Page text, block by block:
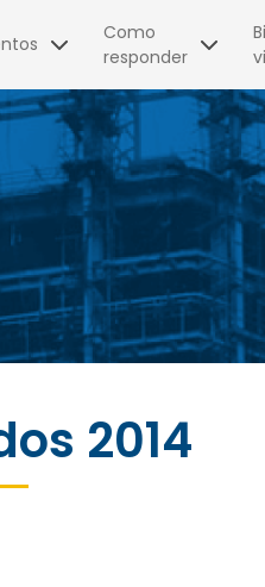
MMGP
Como
responder
Como Responder ao
Questionário
Quem responde
Limitações
Recomendações
Dados quantitativos
2014